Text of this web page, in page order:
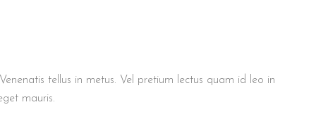
tellus in metus. Vel pretium lectus quam id leo in
mauris.